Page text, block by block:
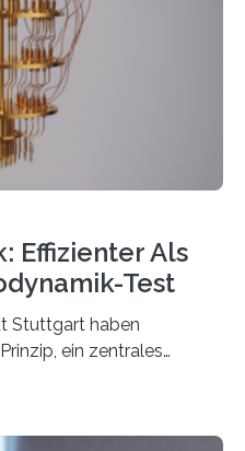
und -
nun hat eine
um den
Effizienter Als
Test
Stuttgart haben
ein zentrales
deren physikalische